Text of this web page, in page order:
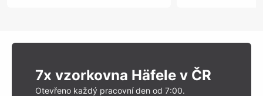
7x vzorkovna Häfele v ČR
Otevřeno každý pracovní den od 7:00.